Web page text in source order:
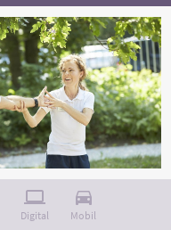
Digital Mobil